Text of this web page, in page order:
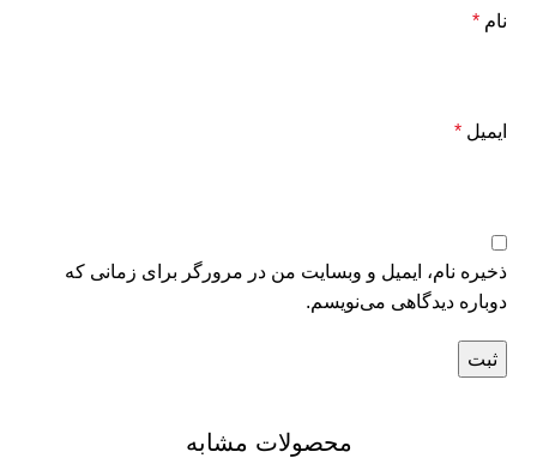
نام *
ایمیل *
ذخیره نام، ایمیل و وبسایت من در مرورگر برای زمانی که
دوباره دیدگاهی می‌نویسم.
محصولات مشابه